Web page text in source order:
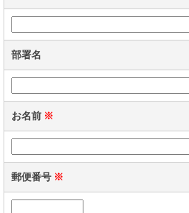
部署名
お名前 ※
郵便番号 ※